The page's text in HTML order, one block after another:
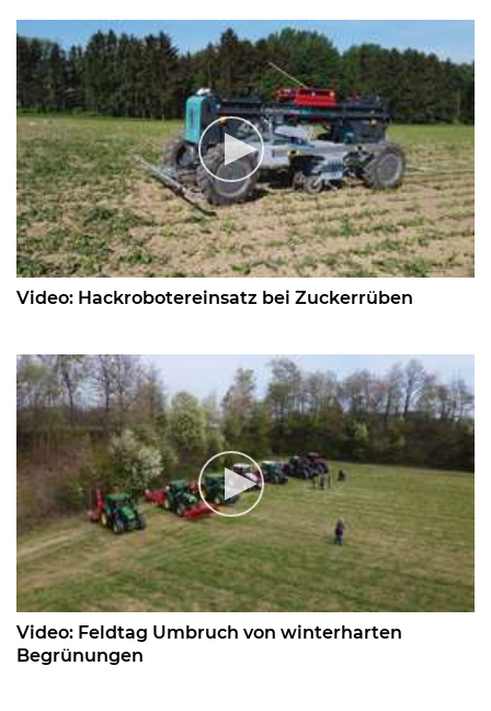
Video: Hackrobotereinsatz bei Zuckerrüben
Video: Feldtag Umbruch von winterharten
Begrünungen